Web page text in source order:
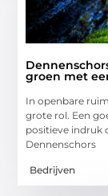
groen met
In openbare
grote rol. Een
positieve indruk
Dennenschors
Bedrijven